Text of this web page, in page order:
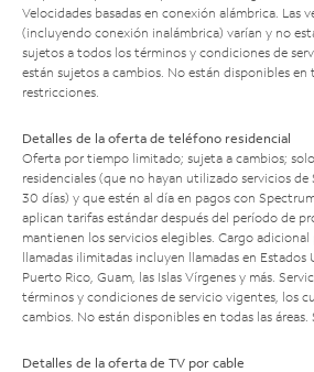
Velocidades basadas en conexión alámbrica. Las
(incluyendo conexión inalámbrica) varían y no
sujetos a todos los términos y condiciones de
están sujetos a cambios. No están disponibles en
restricciones.
Detalles de la oferta de teléfono residencial
Oferta por tiempo limitado; sujeta a cambios;
residenciales (que no hayan utilizado servicios
30 días) y que estén al día en pagos con
aplican tarifas estándar después del período de
mantienen los servicios elegibles. Cargo
llamadas ilimitadas incluyen llamadas en Estados
Puerto Rico, Guam, las Islas Vírgenes y más.
términos y condiciones de servicio vigentes, los
cambios. No están disponibles en todas las áreas.
Detalles de la oferta de TV por cable